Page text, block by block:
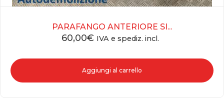
PARAFANGO ANTERIORE SI...
60,00€ IVA e spediz. incl.
Aggiungi al carrello